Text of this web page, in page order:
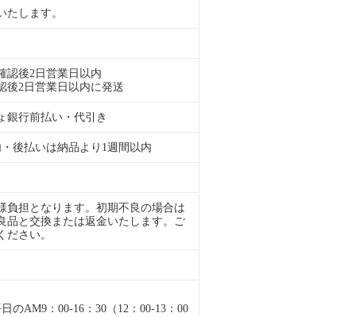
します。
認後2日営業日以内
後2日営業日以内に発送
銀行前払い・代引き
後払いは納品より1週間以内
負担となります。初期不良の場合は
品と交換または返金いたします。ご
さい。
のAM9：00-16：30（12：00-13：00